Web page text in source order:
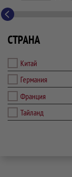
СТРАНА
Китай
Германия
Франция
Тайланд